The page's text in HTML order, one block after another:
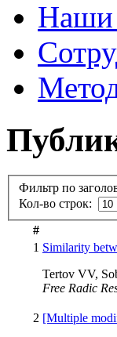
Наши
Фильтр по
Кол-во строк:
#
1 Similarity
Tertov VV,
Free Radic
2 [Multiple